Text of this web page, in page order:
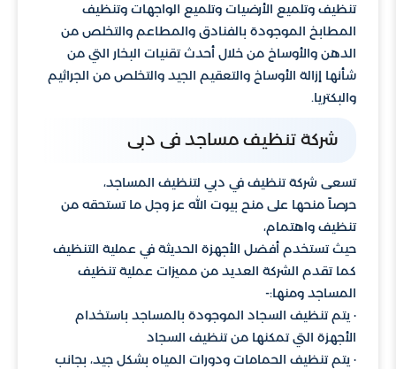
تنظيف وتلميع الأرضيات وتلميع الواجهات وتنظيف
المطابخ الموجودة بالفنادق والمطاعم والتخلص من
الدهن والأوساخ من خلال أحدث تقنيات البخار التي من
شأنها إزالة الأوساخ والتعقيم الجيد والتخلص من الجراثيم
والبكتريا.
شركة تنظيف مساجد فى دبى
تسعى شركة تنظيف في دبي لتنظيف المساجد،
حرصاً منحها على منح بيوت الله عز وجل ما تستحقه من
تنظيف واهتمام،
حيث تستخدم أفضل الأجهزة الحديثة في عملية التنظيف
كما تقدم الشركة العديد من مميزات عملية تنظيف
المساجد ومنها:-
· يتم تنظيف السجاد الموجودة بالمساجد باستخدام
الأجهزة التي تمكنها من تنظيف السجاد
· يتم تنظيف الحمامات ودورات المياه بشكل جيد، بجانب